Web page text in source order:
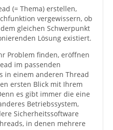
(= Thema) erstellen,
vergewissern, ob
gleichen Schwerpunkt
Lösung existiert.
Problem finden, eröffnen
im passenden
in einem anderen Thread
ersten Blick mit Ihrem
es gibt immer die eine
Betriebssystem,
Sicherheitssoftware
in denen mehrere